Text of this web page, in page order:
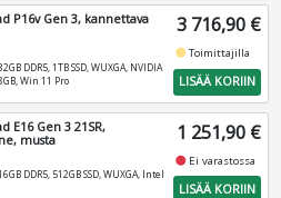
P16v Gen 3, kannettava
DDR5, 1TB SSD, WUXGA, NVIDIA
Win 11 Pro
3 716,90 €
fiber_manual_recordToimittajilla
LISÄÄ KORIIN
E16 Gen 3 21SR,
musta
DDR5, 512GB SSD, WUXGA, Intel
1 251,90 €
fiber_manual_record Ei varastossa
LISÄÄ KORIIN